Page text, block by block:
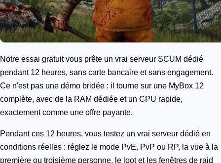
Notre essai gratuit vous prête un vrai serveur SCUM dédié
pendant 12 heures, sans carte bancaire et sans engagement.
Ce n'est pas une démo bridée : il tourne sur une MyBox 12
complète, avec de la RAM dédiée et un CPU rapide,
exactement comme une offre payante.
Pendant ces 12 heures, vous testez un vrai serveur dédié en
conditions réelles : réglez le mode PvE, PvP ou RP, la vue à la
première ou troisième personne, le loot et les fenêtres de raid